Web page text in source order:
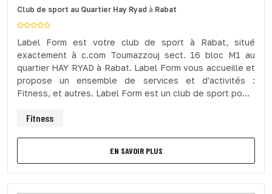
Club de sport au Quartier Hay Ryad à Rabat
Label Form est votre club de sport à Rabat, situé
exactement à c.com Toumazzouj sect. 16 bloc M1 au
quartier HAY RYAD à Rabat. Label Form vous accueille et
propose un ensemble de services et d'activités :
Fitness, et autres. Label Form est un club de sport po...
Fitness
EN SAVOIR PLUS